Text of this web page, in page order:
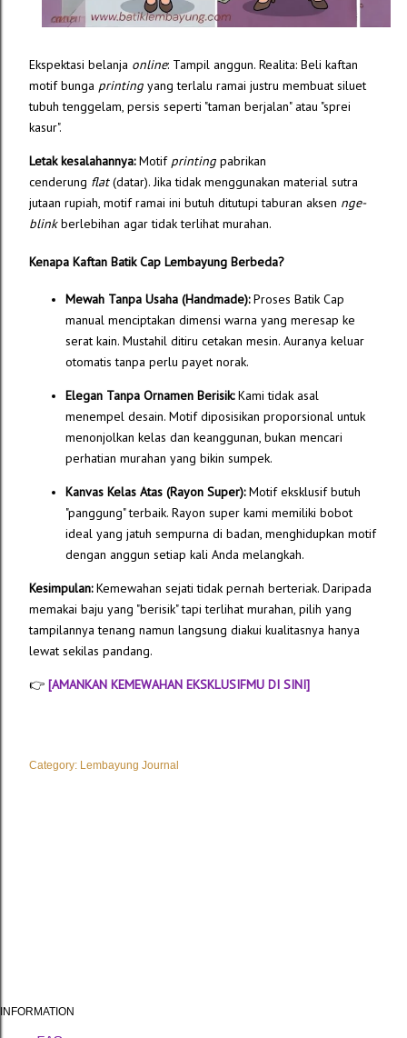
Ekspektasi belanja online: Tampil anggun. Realita: Beli kaftan
motif bunga printing yang terlalu ramai justru membuat siluet
tubuh tenggelam, persis seperti "taman berjalan" atau "sprei
kasur".
Letak kesalahannya:Motif printing pabrikan
cenderung flat(datar). Jika tidak menggunakan material sutra
jutaan rupiah, motif ramai ini butuh ditutupi taburan aksen nge-
blinkberlebihan agar tidak terlihat murahan.
Kenapa Kaftan Batik Cap Lembayung Berbeda?
Mewah Tanpa Usaha (Handmade):Proses Batik Cap
manual menciptakan dimensi warna yang meresap ke
serat kain. Mustahil ditiru cetakan mesin. Auranya keluar
otomatis tanpa perlu payet norak.
Elegan Tanpa Ornamen Berisik:Kami tidak asal
menempel desain. Motif diposisikan proporsional untuk
menonjolkan kelas dan keanggunan, bukan mencari
perhatian murahan yang bikin sumpek.
Kanvas Kelas Atas (Rayon Super):Motif eksklusif butuh
"panggung" terbaik. Rayon super kami memiliki bobot
ideal yang jatuh sempurna di badan, menghidupkan motif
dengan anggun setiap kali Anda melangkah.
Kesimpulan:Kemewahan sejati tidak pernah berteriak. Daripada
memakai baju yang "berisik" tapi terlihat murahan, pilih yang
tampilannya tenang namun langsung diakui kualitasnya hanya
lewat sekilas pandang.
👉 [AMANKAN KEMEWAHAN EKSKLUSIFMU DI SINI]
Category: Lembayung Journal
INFORMATION